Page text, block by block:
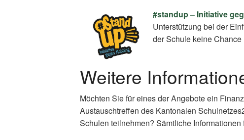
#standup – Initiative
Unterstützung bei der
der Schule keine Chance
Weitere
Möchten Sie für eines der Angebote ein
Austauschtreffen des Kantonalen
Schulen teilnehmen? Sämtliche